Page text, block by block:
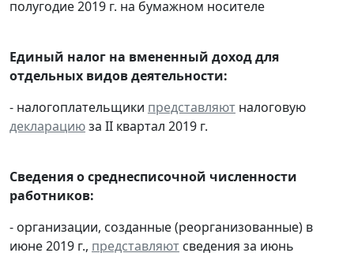
полугодие 2019 г. на бумажном носителе
Единый налог на вмененный доход для
отдельных видов деятельности:
- налогоплательщики представляют налоговую
декларациюза II квартал 2019 г.
Сведения о среднесписочной численности
работников:
- организации, созданные (реорганизованные) в
июне 2019 г., представляют сведения за июнь